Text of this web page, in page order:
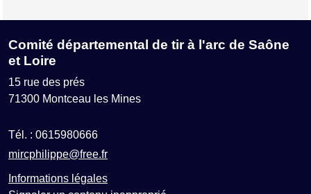
Comité départemental de tir à l'arc de Saône
et Loire
15 rue des prés
71300 Montceau les Mines
Tél. : 0615980666
mircphilippe@free.fr
Informations légales